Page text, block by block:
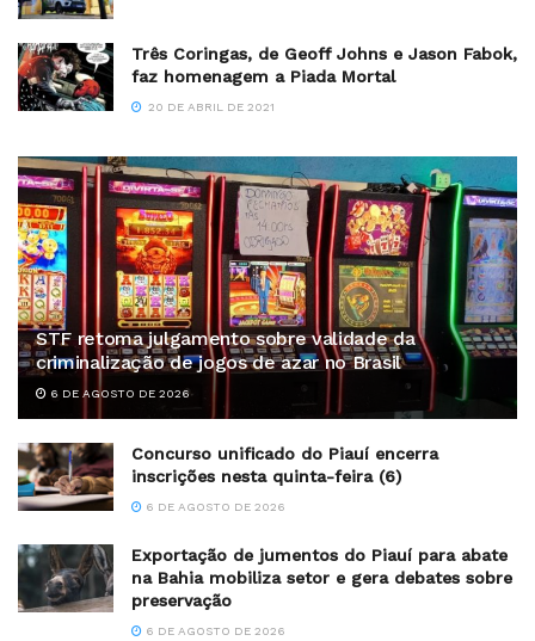
Três Coringas, de Geoff Johns e Jason Fabok,
faz homenagem a Piada Mortal
20 DE ABRIL DE 2021
STF retoma julgamento sobre validade da
criminalização de jogos de azar no Brasil
6 DE AGOSTO DE 2026
Concurso unificado do Piauí encerra
inscrições nesta quinta-feira (6)
6 DE AGOSTO DE 2026
Exportação de jumentos do Piauí para abate
na Bahia mobiliza setor e gera debates sobre
preservação
6 DE AGOSTO DE 2026